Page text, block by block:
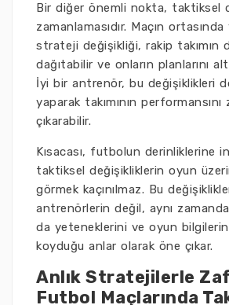
Bir diğer önemli nokta, taktiksel
zamanlamasıdır. Maçın
strateji değişikliği, rakip takımın
dağıtabilir ve onların planlarını
İyi bir antrenör, bu değişiklikleri
yaparak takımının performansını
çıkarabilir.
Kısacası, futbolun derinliklerine
taktiksel değişikliklerin oyun
görmek kaçınılmaz. Bu
antrenörlerin değil, aynı
da yeteneklerini ve oyun
koyduğu anlar olarak öne çıkar.
Anlık Stratejilerle
Futbol Maçlarında